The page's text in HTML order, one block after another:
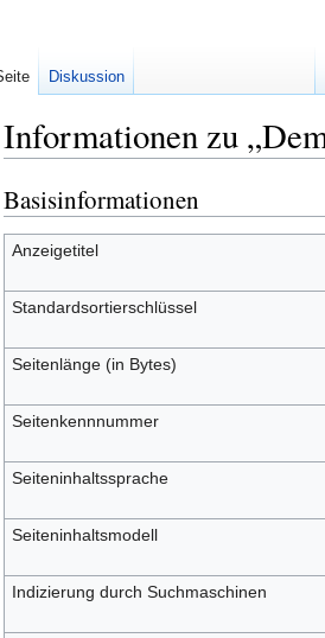
Informationen zu
Zur
Navigation
springen
Zur
Suche
springen
Basisinformationen
Anzeigetitel
Standardsortierschlüssel
Seitenlänge (in Bytes)
Seitenkennnummer
Seiteninhaltssprache
Seiteninhaltsmodell
Indizierung durch Suchmaschinen
Diskussion